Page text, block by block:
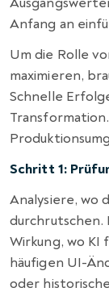
Anfang an
Um die Rolle
maximieren,
Schnelle
Schritt 1:
Analysiere, wo
Wirkung, wo
häufigen UI-
oder